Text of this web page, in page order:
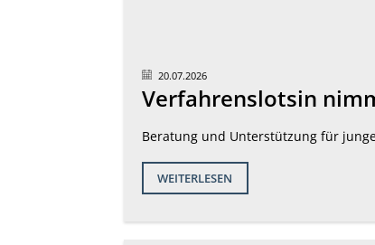
20.07.2026
Verfahrenslotsin
Beratung und Unterstützung für
WEITERLESEN